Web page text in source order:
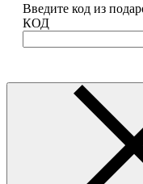
Введите код из
КОД